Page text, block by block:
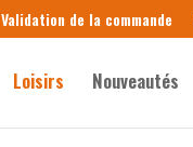
Validation de la commande
Loisirs Nouveautés